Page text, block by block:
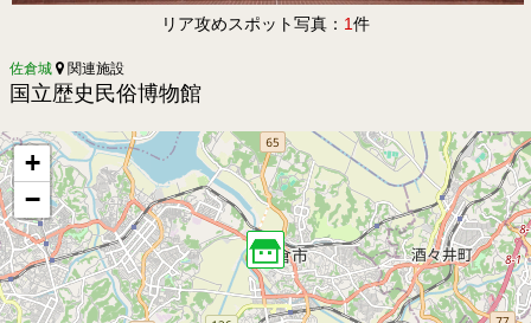
リア攻めスポット写真： 1件
佐倉城 関連施設
国立歴史民俗博物館
+
−